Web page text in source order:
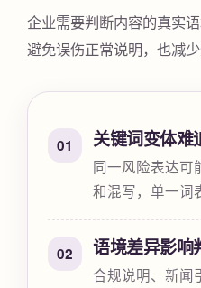
企业需要判断内容的真实
避免误伤正常说明，也减少
01 关键词变体难
同一风险表达可
和混写，单一词
02 语境差异影响
合规说明、新闻